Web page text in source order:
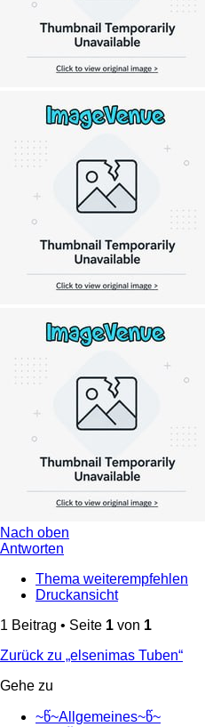
Nach oben
Antworten
Thema weiterempfehlen
Druckansicht
1 Beitrag • Seite 1 von 1
Zurück zu „elsenimas Tuben“
Gehe zu
~წ~Allgemeines~წ~